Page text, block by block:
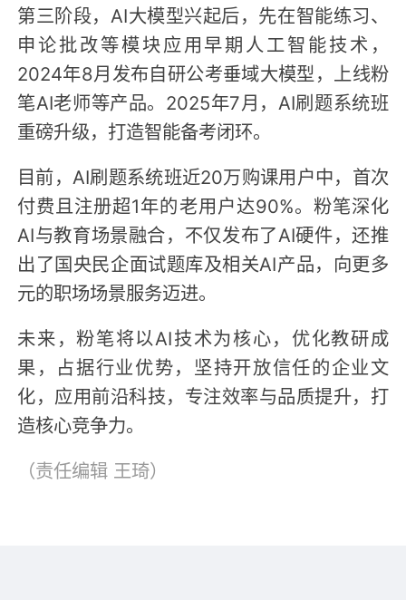
第三阶段，AI大模型兴起后，先在智能练习、
申论批改等模块应用早期人工智能技术，
2024年8月发布自研公考垂域大模型，上线粉
笔AI老师等产品。2025年7月，AI刷题系统班
重磅升级，打造智能备考闭环。
目前，AI刷题系统班近20万购课用户中，首次
付费且注册超1年的老用户达90%。粉笔深化
AI与教育场景融合，不仅发布了AI硬件，还推
出了国央民企面试题库及相关AI产品，向更多
元的职场场景服务迈进。
未来，粉笔将以AI技术为核心，优化教研成
果，占据行业优势，坚持开放信任的企业文
化，应用前沿科技，专注效率与品质提升，打
造核心竞争力。
（责任编辑 王琦）